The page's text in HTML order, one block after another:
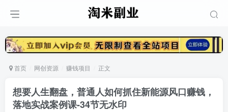
首页 网创资源 赚钱项目 正文
想要人生翻盘，普通人如何抓住新能源风口赚钱，
落地实战案例课-34节无水印